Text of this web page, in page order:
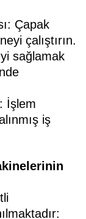
Çapak
çalıştırın.
sağlamak
İşlem
iş